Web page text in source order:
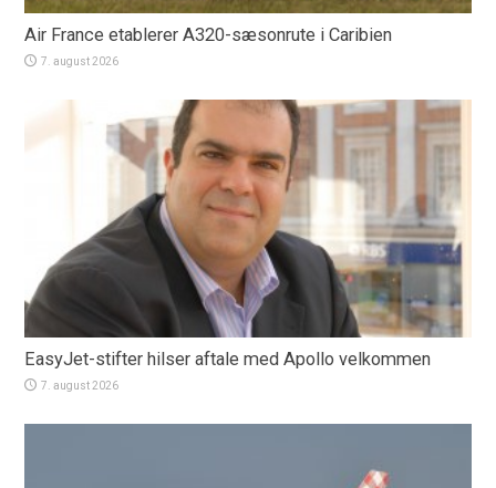
Air France etablerer A320-sæsonrute i Caribien
7. august 2026
EasyJet-stifter hilser aftale med Apollo velkommen
7. august 2026